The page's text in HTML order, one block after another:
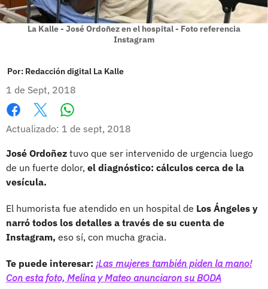
La Kalle - José Ordoñez en el hospital - Foto referencia
Instagram
Por: Redacción digital La Kalle
1 de Sept, 2018
Facebook
X
Actualizado: 1 de sept, 2018
José Ordoñez tuvo que ser intervenido de urgencia luego
de un fuerte dolor, el diagnóstico: cálculos cerca de la
vesícula.
El humorista fue atendido en un hospital de Los Ángeles y
narró todos los detalles a través de su cuenta de
Instagram, eso sí, con mucha gracia.
Te puede interesar: ¡Las mujeres también piden la mano!
Con esta foto, Melina y Mateo anunciaron su BODA